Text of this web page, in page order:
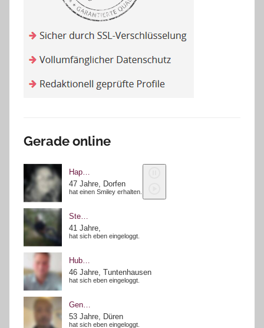
Gerade online